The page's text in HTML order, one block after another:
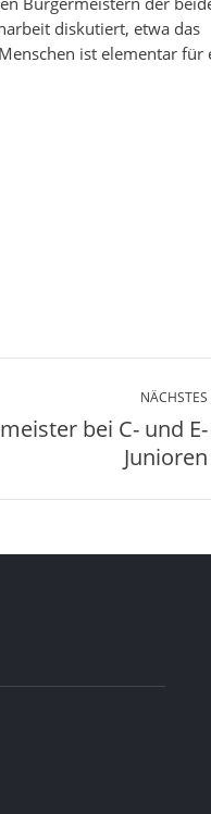
diskutiert, etwa das
ist elementar für
NÄCHSTES
bei C- und E-
Junioren